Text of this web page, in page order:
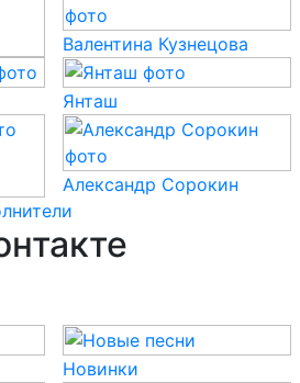
Валентина Кузнецова
Янташ
Александр Сорокин
Новинки